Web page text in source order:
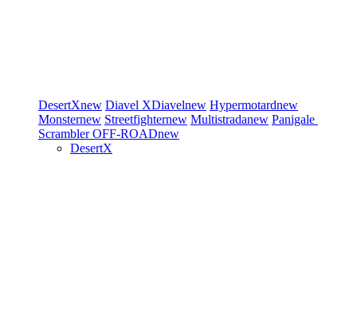
DesertXnew Diavel XDiavelnew Hypermotardnew
Monsternew Streetfighternew Multistradanew Panigale
ScramblerOFF-ROADnew
DesertX